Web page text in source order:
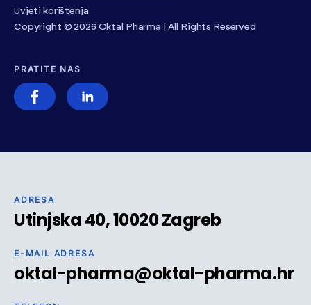
ADRESA
Utinjska 40, 10020 Zagreb
E-MAIL ADRESA
oktal-pharma@oktal-pharma.hr
Uvjeti korištenja
Copyright © 2026 Oktal Pharma | All Rights Reserved
PRATITE NAS